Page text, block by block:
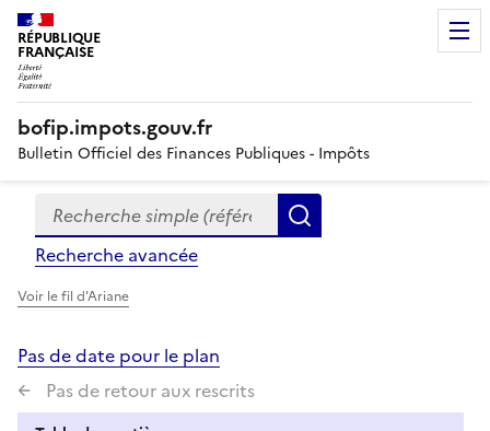
RÉPUBLIQUE
FRANÇAISE
bofip.impots.gouv.fr
Bulletin Officiel des Finances Publiques - Impôts
Formulaire
de
recherche
Recherche simple (références, mots clés, partie du
Recherche avancée
Voir le fil d'Ariane
Pas de date pour le plan
Pas de retour aux rescrits